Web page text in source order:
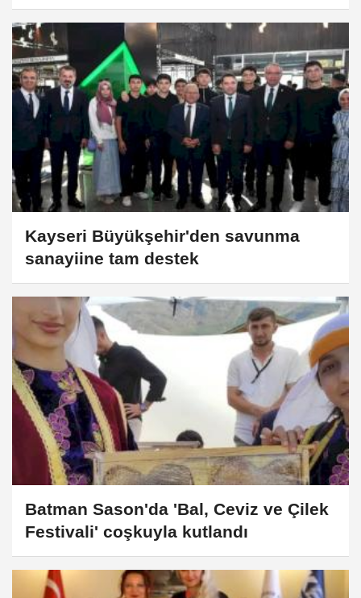
Kayseri Büyükşehir'den savunma
sanayiine tam destek
Batman Sason'da 'Bal, Ceviz ve Çilek
Festivali' coşkuyla kutlandı